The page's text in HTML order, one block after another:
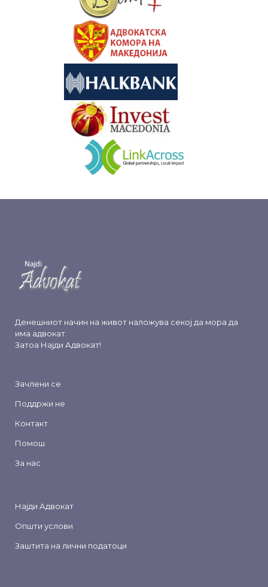
Денешниот начин на живот наложува секој да мора да
има адвокат.
Затоа Најди Адвокат!
Зачлени се
Поддржи не
Контакт
Помош
За нас
Најди Адвокат
Општи услови
Заштита на лични податоци